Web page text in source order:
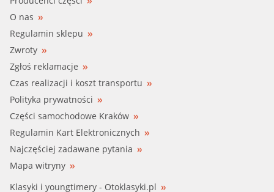
O nas
Regulamin sklepu
Zwroty
Zgłoś reklamacje
Czas realizacji i koszt transportu
Polityka prywatności
Części samochodowe Kraków
Regulamin Kart Elektronicznych
Najczęściej zadawane pytania
Mapa witryny
Klasyki i youngtimery - Otoklasyki.pl